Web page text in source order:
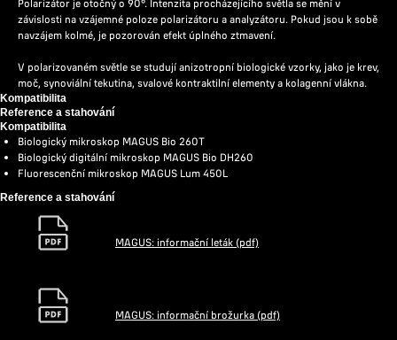
Polarizátor je otočný o 90°. Intenzita procházejícího světla se mění v
závislosti na vzájemné poloze polarizátoru a analyzátoru. Pokud jsou k sobě
navzájem kolmé, je pozorován efekt úplného ztmavení.
V polarizovaném světle se studují anizotropní biologické vzorky, jako je krev,
moč, synoviální tekutina, svalové kontraktilní elementy a kolagenní vlákna.
Kompatibilita
Reference a stahování
Kompatibilita
Biologický mikroskop MAGUS Bio 260T
Biologický digitální mikroskop MAGUS Bio DH260
Fluorescenční mikroskop MAGUS Lum 450L
Reference a stahování
MAGUS: informační leták (pdf)
MAGUS: informační brožurka (pdf)